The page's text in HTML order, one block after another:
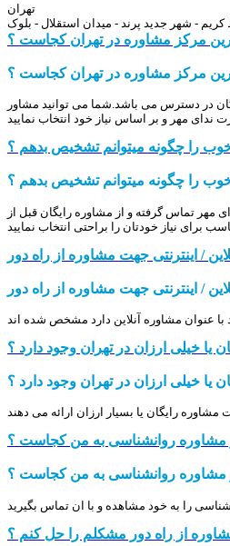
تهران
مرکز مشاوره در تهران کجاست ؟
مرکز مشاوره در تهران کجاست ؟
در دسترس می باشد.شما می توانید مشاور
را چگونه میتوانم تشخیص بدهم ؟
را چگونه میتوانم تشخیص بدهم ؟
تماس گرفته و از مشاوره رایگان قبل از
/ اینترنتی جهت مشاوره از راه دور
/ اینترنتی جهت مشاوره از راه دور
عنوان مشاوره آنلاین دارد مشخص شده اند
یا خیلی ارزان در تهران وجود دارد ؟
یا خیلی ارزان در تهران وجود دارد ؟
رایگان یا بسیار ارزان ارائه می دهند
مشاوره روانشناسی به من کجاست ؟
مشاوره روانشناسی به من کجاست ؟
مشاوره از راه دور مشکلم را حل کنم ؟